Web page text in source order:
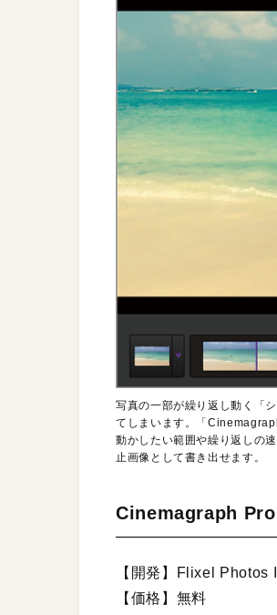
写真の一部が繰り返し動く「
てしまいます。「
動かしたい範囲や繰り返しの
止画像として書き出せます。
Cinemagraph
【開発】Flixel Photos
【価格】無料